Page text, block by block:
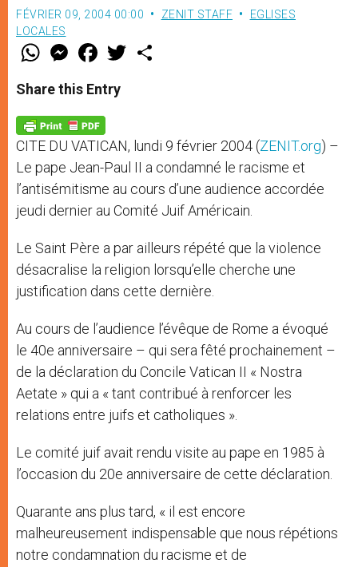
FÉVRIER 09, 2004 00:00 ZENIT STAFF
EGLISES
LOCALES
W
t
s
p
p
M
e
s
e
g
e
r
F
a
e
b
o
k
w
Share this Entry
CITE DU VATICAN, lundi 9 février 2004 (ZENIT.org) –
Le pape Jean-Paul II a condamné le racisme et
l’antisémitisme au cours d’une audience accordée
jeudi dernier au Comité Juif Américain.
Le Saint Père a par ailleurs répété que la violence
désacralise la religion lorsqu’elle cherche une
justification dans cette dernière.
Au cours de l’audience l’évêque de Rome a évoqué
le 40e anniversaire – qui sera fêté prochainement –
de la déclaration du Concile Vatican II « Nostra
Aetate » qui a « tant contribué à renforcer les
relations entre juifs et catholiques ».
Le comité juif avait rendu visite au pape en 1985 à
l’occasion du 20e anniversaire de cette déclaration.
Quarante ans plus tard, « il est encore
malheureusement indispensable que nous répétions
notre condamnation du racisme et de